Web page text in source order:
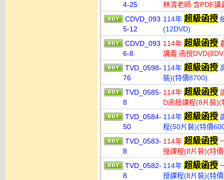
4-25
林清老師 含PDF講
CDVD_093
5-12
114年 超級函授
(12DVD)
CDVD_093
6-8
114年 超級函授
講義 函授
TVD_0598-
76
114年 超級函授
裝)(特價8700)
TVD_0585-
8
114年 超級函授
D函授課程(8片裝)(
TVD_0584-
50
114年 超級函授
程(50片裝)(特價
TVD_0583-
8
114年 超級函授
授課程(8片裝)(特
TVD_0582-
8
114年 超級函授
授課程(8片裝)(特